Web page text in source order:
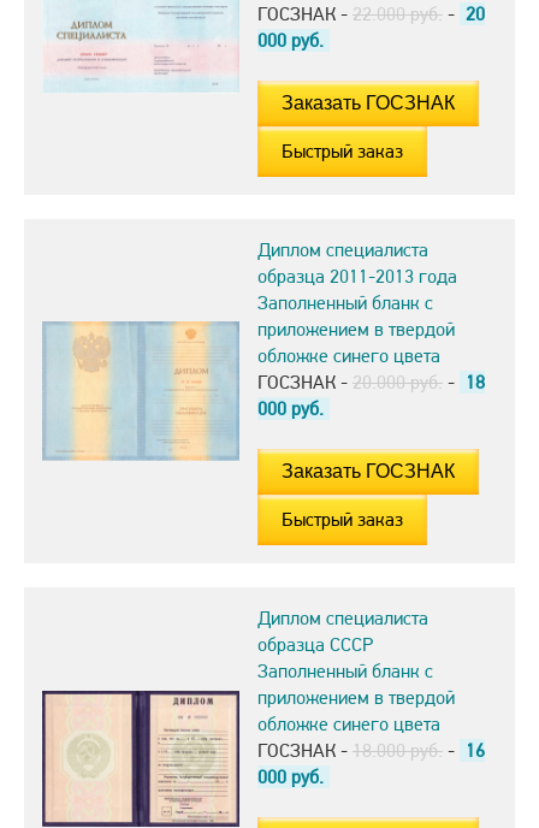
ГОСЗНАК - 22.000 руб. - 20
000 руб.
Быстрый заказ
Диплом специалиста
образца 2011-2013 года
Заполненный бланк с
приложением в твердой
обложке синего цвета
ГОСЗНАК - 20.000 руб. - 18
000 руб.
Быстрый заказ
Диплом специалиста
образца СССР
Заполненный бланк с
приложением в твердой
обложке синего цвета
ГОСЗНАК - 18.000 руб. - 16
000 руб.